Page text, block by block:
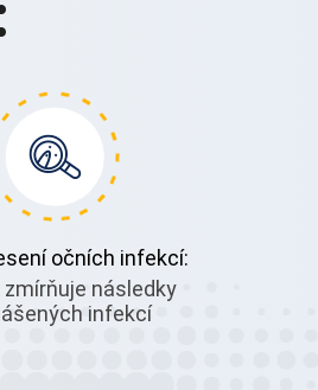
očních infekcí:
zmírňuje následky
infekcí